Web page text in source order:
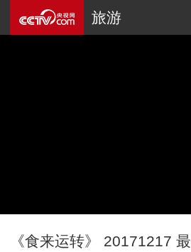
旅游
《食来运转》 20171217